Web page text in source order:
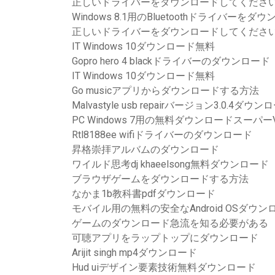
Windows 8.1用のBluetoothドライバーをダウ
正しいドライバーをダウンロードしてくださ
IT Windows 10ダウンロード無料
Gopro hero 4 blackドライバーのダウンロード
IT Windows 10ダウンロード無料
Go musicアプリからダウンロードする方法
Malvastyle usb repairバージョン3.0.4ダウンロ
PC Windows 7用の無料ダウンロードスーパー
Rtl8188ee wifiドライバーのダウンロード
昇格崇拝アルバムのダウンロード
ワイルド思考dj khaeelsong無料ダウンロード
ブラウザゲームをダウンロードする方法
なかま1b教科書pdfダウンロード
モバイル用の無料の安全なAndroid OSダウン
ゲームのダウンロード急流を知る必要がある
可聴アプリをラップトップにダウンロード
Arijit singh mp4ダウンロード
Hud uiデザイン要素技術無料ダウンロード